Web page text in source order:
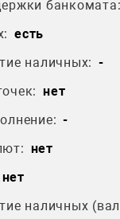
банкомата:
есть
наличных: -
нет
-
нет
нет
наличных